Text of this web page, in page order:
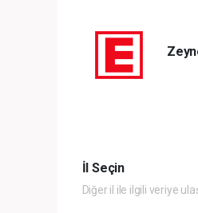
İl Seçin
Diğer il ile ilgili veriye